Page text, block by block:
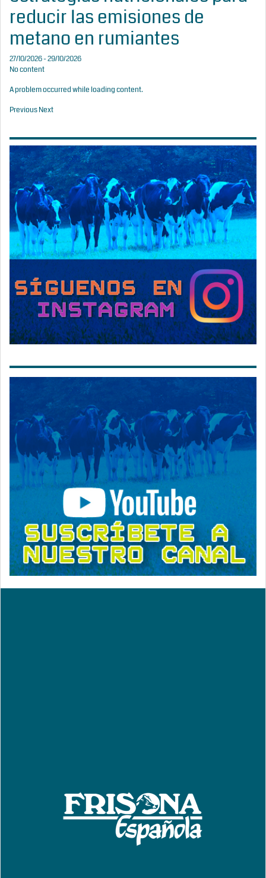
reducir las emisiones de
metano en rumiantes
27/10/2026 - 29/10/2026
No content
A problem occurred while loading content.
PreviousNext